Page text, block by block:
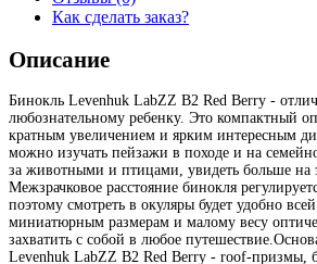
Как сделать заказ?
Описание
Бинокль Levenhuk LabZZ B2 Red Berry -
любознательному ребенку. Это компактный
кратным увеличением и ярким интересным
можно изучать пейзажи в походе и на
за животными и птицами, увидеть больше на
Межзрачковое расстояние бинокля
поэтому смотреть в окуляры будет удобно
миниатюрным размерам и малому весу
захватить с собой в любое
Levenhuk LabZZ B2 Red Berry - roof-призмы,